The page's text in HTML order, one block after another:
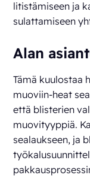
litistämiseen ja
sulattamiseen
Alan
Tämä kuulostaa
muoviin-heat
että blisterien
muovityyppiä.
sealaukseen, ja